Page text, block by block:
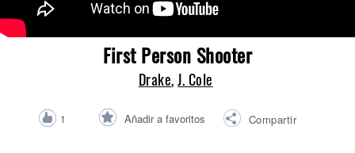
First Person Shooter
Drake,J. Cole
1 Añadir a favoritos Compartir